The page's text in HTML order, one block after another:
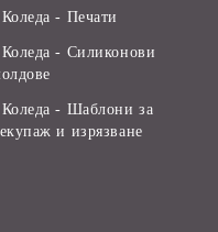
Коледа - Печати
Коледа - Силиконови
Коледа - Шаблони за
и изрязване